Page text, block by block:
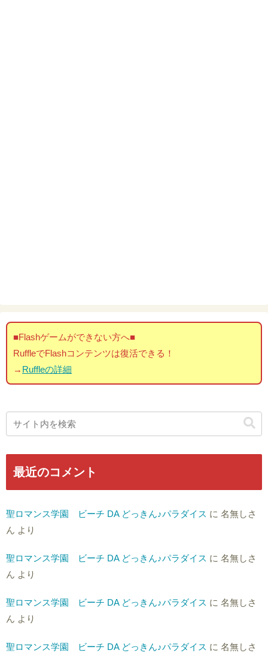
■Flashゲームができない方へ■
RuffleでFlashコンテンツは復活できる！
→ Ruffleの詳細
最近のコメント
聖ロマンス学園 ビーチ DA どっきん♪パラダイス に 名無しさ
ん より
聖ロマンス学園 ビーチ DA どっきん♪パラダイス に 名無しさ
ん より
聖ロマンス学園 ビーチ DA どっきん♪パラダイス に 名無しさ
ん より
聖ロマンス学園 ビーチ DA どっきん♪パラダイス に 名無しさ